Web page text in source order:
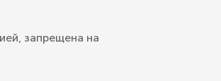
запрещена на